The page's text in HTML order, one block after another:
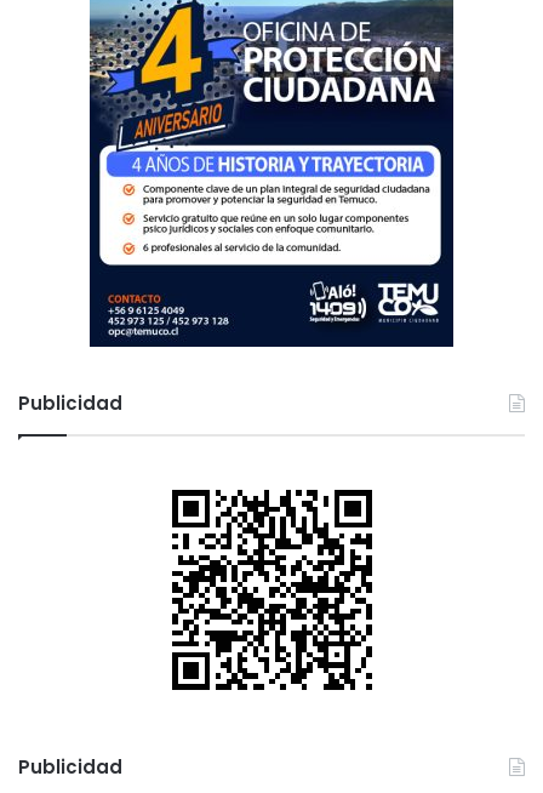
Publicidad
Publicidad